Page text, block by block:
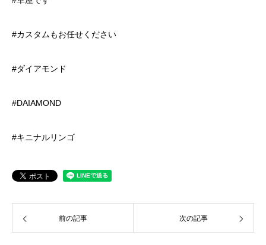
#カスタムもお任せください
#ダイアモンド
#DAIAMOND
#キニナルリンゴ
前の記事 次の記事